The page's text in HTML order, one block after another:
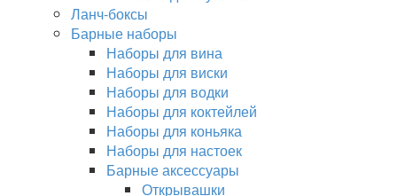
Ланч-боксы
Барные наборы
Наборы для вина
Наборы для виски
Наборы для водки
Наборы для коктейлей
Наборы для коньяка
Наборы для настоек
Барные аксессуары
Открывашки